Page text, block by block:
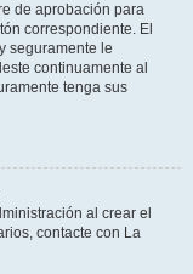
de aprobación para
correspondiente. El
seguramente le
continuamente al
tenga sus
al crear el
contacte con La